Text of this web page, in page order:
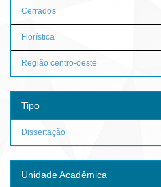
Cerrados
Florística
Região centro-oeste
Tipo
Dissertação
Unidade Acadêmica